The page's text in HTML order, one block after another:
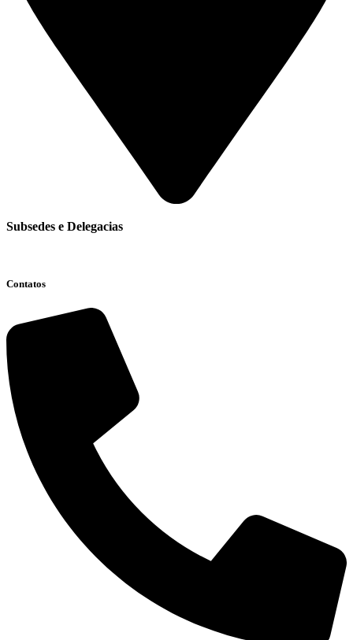
Subsedes e Delegacias
Contatos